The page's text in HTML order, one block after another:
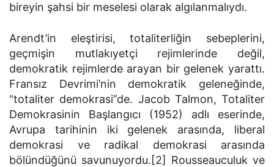
bireyin şahsi bir meselesi olarak algılanmalıydı.
Arendt’in eleştirisi, totaliterliğin sebeplerini,
geçmişin mutlakıyetçi rejimlerinde değil,
demokratik rejimlerde arayan bir gelenek yarattı.
Fransız Devrimi’nin demokratik geleneğinde,
“totaliter demokrasi”de. Jacob Talmon, Totaliter
Demokrasinin Başlangıcı (1952) adlı eserinde,
Avrupa tarihinin iki gelenek arasında, liberal
demokrasi ve radikal demokrasi arasında
bölündüğünü savunuyordu.[2] Rousseauculuk ve